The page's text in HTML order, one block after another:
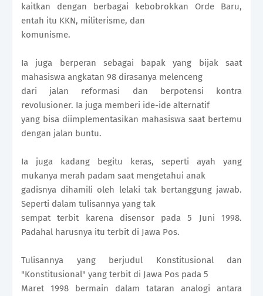
kaitkan dengan berbagai kebobrokkan Orde Baru,
entah itu KKN, militerisme, dan
komunisme.
Ia juga berperan sebagai bapak yang bijak saat
mahasiswa angkatan 98 dirasanya melenceng
dari jalan reformasi dan berpotensi kontra
revolusioner. Ia juga memberi ide-ide alternatif
yang bisa diimplementasikan mahasiswa saat bertemu
dengan jalan buntu.
Ia juga kadang begitu keras, seperti ayah yang
mukanya merah padam saat mengetahui anak
gadisnya dihamili oleh lelaki tak bertanggung jawab.
Seperti dalam tulisannya yang tak
sempat terbit karena disensor pada 5 Juni 1998.
Padahal harusnya itu terbit di Jawa Pos.
Tulisannya yang berjudul Konstitusional dan
"Konstitusional" yang terbit di Jawa Pos pada 5
Maret 1998 bermain dalam tataran analogi antara